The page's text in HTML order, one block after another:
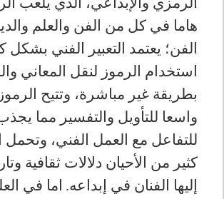
هاما في كل من الفن والعلم
الفن؛ يعتمد التعبير الفني بشكل
استخدام الرموز لنقل المعاني
بطريقة غير مباشرة، وتتيح
واسعا للتأويل والتفسير مما
للتفاعل مع العمل الفني،
كثير من الأحيان دلالات ثقافية
إليها الفنان في إبداعه. اما في